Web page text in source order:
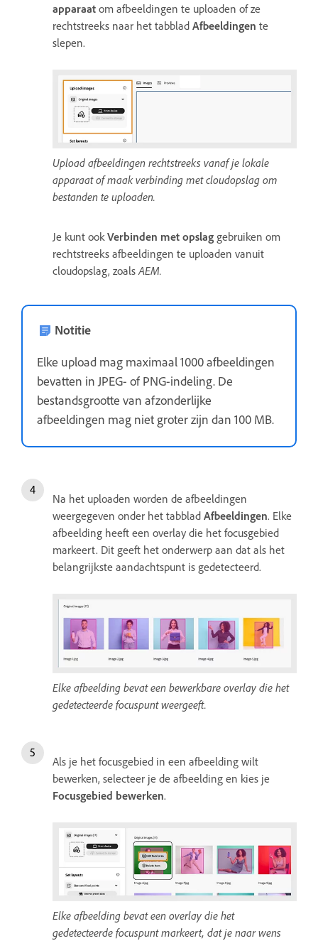
apparaat om afbeeldingen te uploaden of ze
rechtstreeks naar het tabblad Afbeeldingen te
slepen.
Upload afbeeldingen rechtstreeks vanaf je lokale
apparaat of maak verbinding met cloudopslag om
bestanden te uploaden.
Je kunt ookVerbinden met opslag gebruiken om
rechtstreeks afbeeldingen te uploaden vanuit
cloudopslag, zoalsAEM.
Notitie
Elke upload mag maximaal 1000 afbeeldingen
bevatten in JPEG- of PNG-indeling. De
bestandsgrootte van afzonderlijke
afbeeldingen mag niet groter zijn dan 100 MB.
Na het uploaden worden de afbeeldingen
weergegeven onder het tabblad Afbeeldingen. Elke
afbeelding heeft een overlay die het focusgebied
markeert. Dit geeft het onderwerp aan dat als het
belangrijkste aandachtspunt is gedetecteerd.
Elke afbeelding bevat een bewerkbare overlay die het
gedetecteerde focuspunt weergeeft.
Als je het focusgebied in een afbeelding wilt
bewerken, selecteer je de afbeelding en kies je
Focusgebied bewerken.
Elke afbeelding bevat een overlay die het
gedetecteerde focuspunt markeert, dat je naar wens